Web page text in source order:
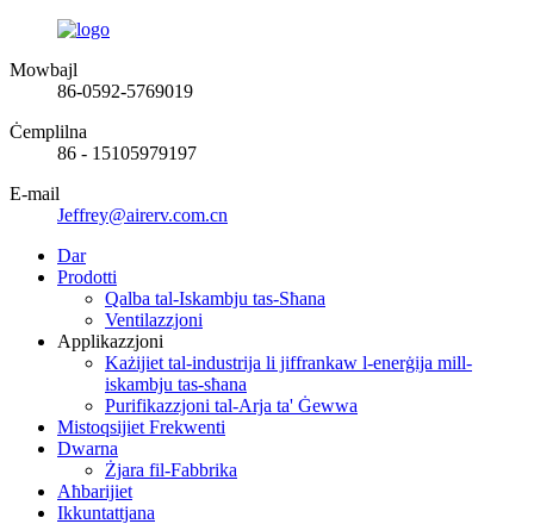
Mowbajl
86-0592-5769019
Ċemplilna
86 - 15105979197
E-mail
Jeffrey@airerv.com.cn
Dar
Prodotti
Qalba tal-Iskambju tas-Sħana
Ventilazzjoni
Applikazzjoni
Każijiet tal-industrija li jiffrankaw l-enerġija mill-
iskambju tas-sħana
Purifikazzjoni tal-Arja ta' Ġewwa
Mistoqsijiet Frekwenti
Dwarna
Żjara fil-Fabbrika
Aħbarijiet
Ikkuntattjana